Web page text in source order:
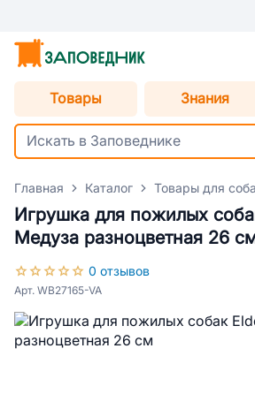
Товары Знания
Главная Каталог Товары для
Игрушка для пожилых
Медуза разноцветная 26
0 отзывов
Арт. WB27165-VA